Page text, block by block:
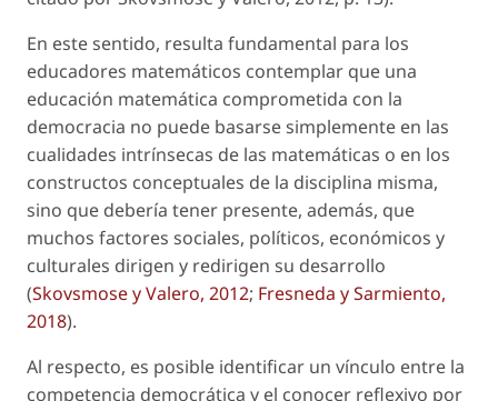
En este sentido, resulta fundamental para los
educadores matemáticos contemplar que una
educación matemática comprometida con la
democracia no puede basarse simplemente en las
cualidades intrínsecas de las matemáticas o en los
constructos conceptuales de la disciplina misma,
sino que debería tener presente, además, que
muchos factores sociales, políticos, económicos y
culturales dirigen y redirigen su desarrollo
(Skovsmose y Valero, 2012; Fresneda y Sarmiento,
2018).
Al respecto, es posible identificar un vínculo entre la
competencia democrática y el conocer reflexivo por